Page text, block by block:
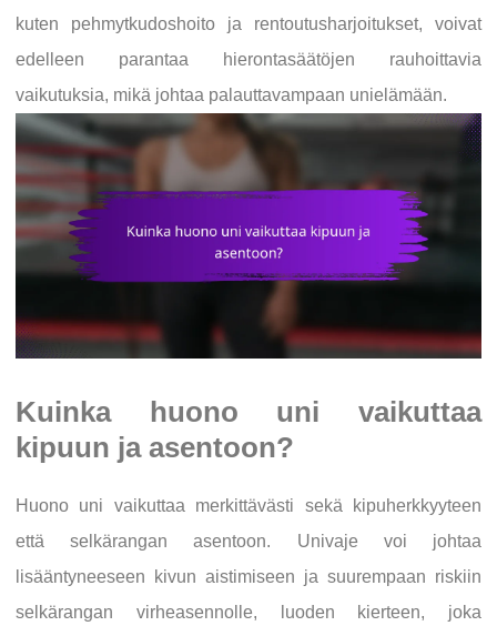
kuten pehmytkudoshoito ja rentoutusharjoitukset, voivat
edelleen parantaa hierontasäätöjen rauhoittavia
vaikutuksia, mikä johtaa palauttavampaan unielämään.
Kuinka huono uni vaikuttaa
kipuun ja asentoon?
Huono uni vaikuttaa merkittävästi sekä kipuherkkyyteen
että selkärangan asentoon. Univaje voi johtaa
lisääntyneeseen kivun aistimiseen ja suurempaan riskiin
selkärangan virheasennolle, luoden kierteen, joka